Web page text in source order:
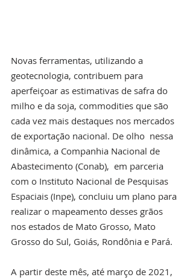
Novas ferramentas, utilizando a
geotecnologia, contribuem para
aperfeiçoar as estimativas de safra do
milho e da soja, commodities que são
cada vez mais destaques nos mercados
de exportação nacional. De olho  nessa
dinâmica, a Companhia Nacional de
Abastecimento (Conab),  em parceria
com o Instituto Nacional de Pesquisas
Espaciais (Inpe), concluiu um plano para
realizar o mapeamento desses grãos
nos estados de Mato Grosso, Mato
Grosso do Sul, Goiás, Rondônia e Pará.
A partir deste mês, até março de 2021,